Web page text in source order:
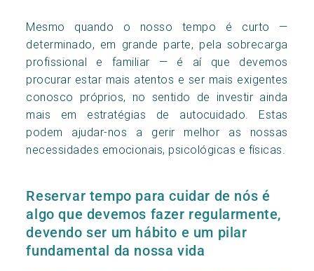
Mesmo quando o nosso tempo é curto —
determinado, em grande parte, pela sobrecarga
profissional e familiar — é aí que devemos
procurar estar mais atentos e ser mais exigentes
conosco próprios, no sentido de investir ainda
mais em estratégias de autocuidado. Estas
podem ajudar-nos a gerir melhor as nossas
necessidades emocionais, psicológicas e físicas.
Reservar tempo para cuidar de nós é
algo que devemos fazer regularmente,
devendo ser um hábito e um pilar
fundamental da nossa vida